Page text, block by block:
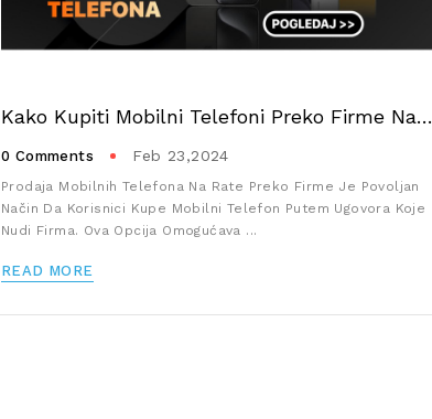
Kako Kupiti Mobilni Telefoni Preko Firme Na Rate
0 Comments Feb 23,2024
Prodaja Mobilnih Telefona Na Rate Preko Firme Je Povoljan
Način Da Korisnici Kupe Mobilni Telefon Putem Ugovora Koje
Nudi Firma. Ova Opcija Omogućava ...
READ MORE